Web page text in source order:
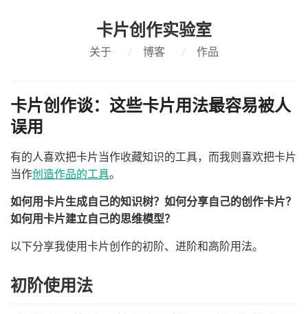
卡片创作实验室
关于 / 博客 / 作品
卡片创作谈：这些卡片用法最容易被人
误用
有的人喜欢把卡片当作收藏知识的工具，而我则喜欢把卡片
当作创造作品的工具。
如何用卡片生成自己的知识树？如何分享自己的创作卡片？
如何用卡片建立自己的思维模型？
以下分享我使用卡片创作的初阶、进阶和高阶用法。
初阶使用法